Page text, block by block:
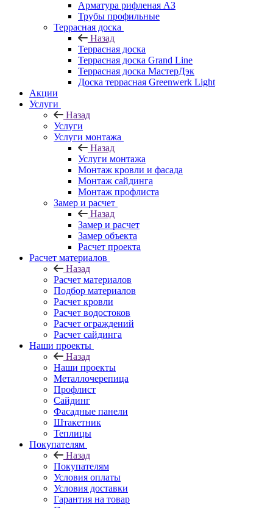
Арматура рифленая АЗ
Трубы профильные
Террасная доска
Назад
Террасная доска
Террасная доска Grand Line
Террасная доска МастерДэк
Доска террасная Greenwerk Light
Акции
Услуги
Назад
Услуги
Услуги монтажа
Назад
Услуги монтажа
Монтаж кровли и фасада
Монтаж сайдинга
Монтаж профлиста
Замер и расчет
Назад
Замер и расчет
Замер объекта
Расчет проекта
Расчет материалов
Назад
Расчет материалов
Подбор материалов
Расчет кровли
Расчет водостоков
Расчет ограждений
Расчет сайдинга
Наши проекты
Назад
Наши проекты
Металлочерепица
Профлист
Сайдинг
Фасадные панели
Штакетник
Теплицы
Покупателям
Назад
Покупателям
Условия оплаты
Условия доставки
Гарантия на товар